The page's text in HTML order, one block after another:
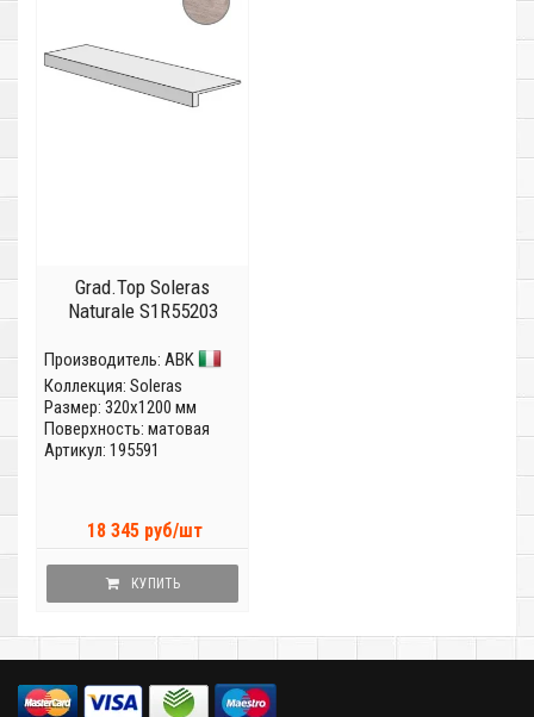
Grad.Top Soleras
Naturale S1R55203
Производитель: ABK
Коллекция: Soleras
Размер: 320x1200 мм
Поверхность: матовая
Артикул: 195591
18 345 руб/шт
КУПИТЬ